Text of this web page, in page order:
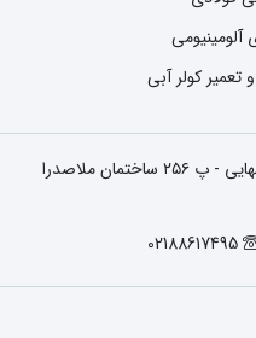
آلومینیومی
کولر آبی
خ ملاصدرا -بین خ خوارزمی و شیخ بهایی - پ ۲۵۶ ساختمان ملاصدرا
02188617495